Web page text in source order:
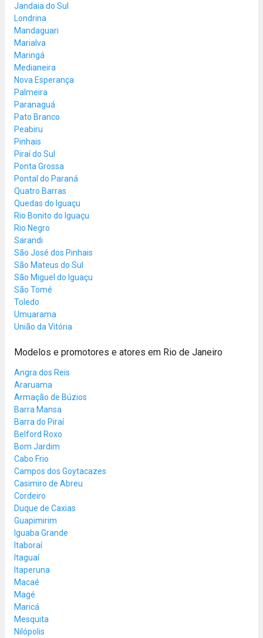
Jandaia do Sul
Londrina
Mandaguari
Marialva
Maringá
Medianeira
Nova Esperança
Palmeira
Paranaguá
Pato Branco
Peabiru
Pinhais
Piraí do Sul
Ponta Grossa
Pontal do Paraná
Quatro Barras
Quedas do Iguaçu
Rio Bonito do Iguaçu
Rio Negro
Sarandi
São José dos Pinhais
São Mateus do Sul
São Miguel do Iguaçu
São Tomé
Toledo
Umuarama
União da Vitória
Modelos e promotores e atores em Rio de Janeiro
Angra dos Reis
Araruama
Armação de Búzios
Barra Mansa
Barra do Piraí
Belford Roxo
Bom Jardim
Cabo Frio
Campos dos Goytacazes
Casimiro de Abreu
Cordeiro
Duque de Caxias
Guapimirim
Iguaba Grande
Itaboraí
Itaguaí
Itaperuna
Macaé
Magé
Maricá
Mesquita
Nilópolis